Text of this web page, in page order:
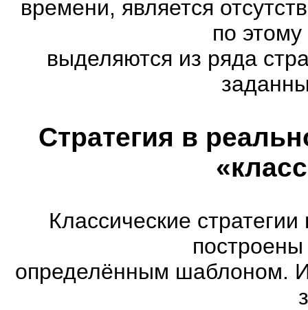
времени, является
по
выделяются из ряда
Стратегия в
Классические
построены
определённым шаблоном.